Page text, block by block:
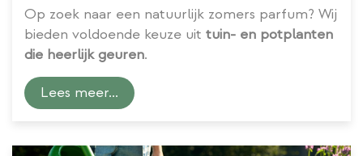
Op zoek naar een natuurlijk zomers parfum? Wij
bieden voldoende keuze uit tuin- en potplanten
die heerlijk geuren.
Lees meer...